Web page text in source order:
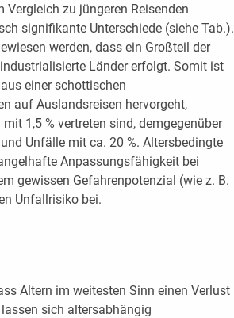
zu jüngeren Reisenden
signifikante Unterschiede (siehe Tab.).
werden, dass ein Großteil der
Länder erfolgt. Somit ist
einer schottischen
auf Auslandsreisen hervorgeht,
1,5 % vertreten sind, demgegenüber
Unfälle mit ca. 20 %. Altersbedingte
Anpassungsfähigkeit bei
gewissen Gefahrenpotenzial (wie z. B.
Unfallrisiko bei.
Altern im weitesten Sinn einen Verlust
sich altersabhängig